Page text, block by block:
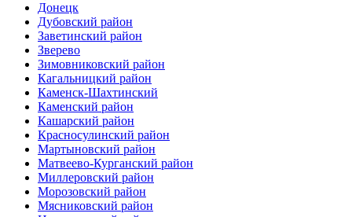
Донецк
Дубовский район
Заветинский район
Зверево
Зимовниковский район
Кагальницкий район
Каменск-Шахтинский
Каменский район
Кашарский район
Красносулинский район
Мартыновский район
Матвеево-Курганский район
Миллеровский район
Морозовский район
Мясниковский район